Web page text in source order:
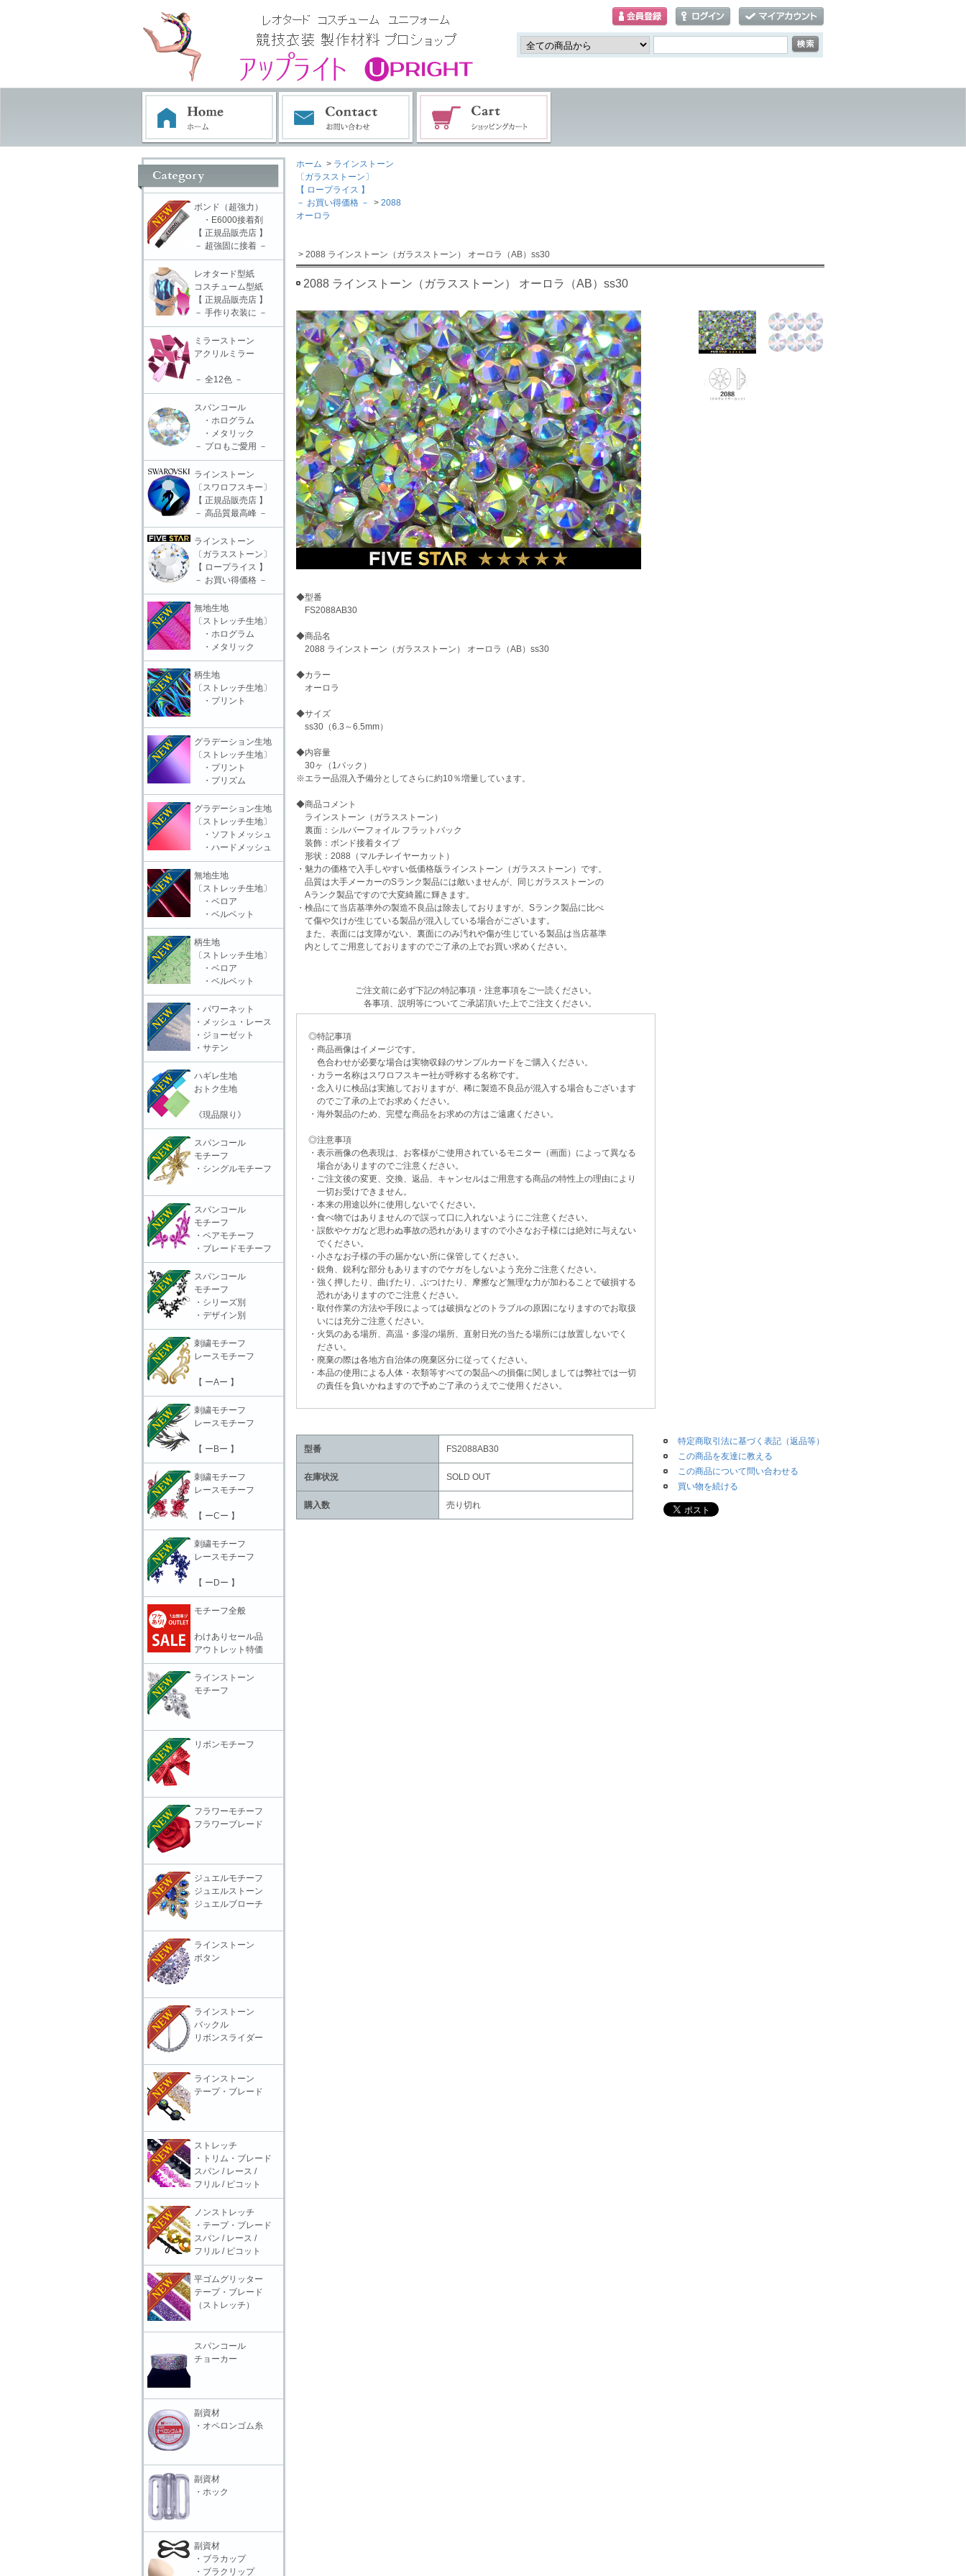
ホーム > ラインストーン
〔ガラスストーン〕
【 ロープライス 】
－ お買い得価格 －
> 2088
オーロラ
> 2088 ラインストーン（ガラスストーン） オーロラ（AB）ss30
2088 ラインストーン（ガラスストーン） オーロラ（AB）ss30
◆型番
FS2088AB30
◆商品名
2088 ラインストーン（ガラスストーン） オーロラ（AB）ss30
◆カラー
オーロラ
◆サイズ
ss30（6.3～6.5mm）
◆内容量
30ヶ（1パック）
※エラー品混入予備分としてさらに約10％増量しています。
◆商品コメント
ラインストーン（ガラスストーン）
裏面：シルバーフォイル フラットバック
装飾：ボンド接着タイプ
形状：2088（マルチレイヤーカット）
・魅力の価格で入手しやすい低価格版ラインストーン（ガラスストーン）です。
品質は大手メーカーのSランク製品には敵いませんが、同じガラスストーンの
Aランク製品ですので大変綺麗に輝きます。
・検品にて当店基準外の製造不良品は除去しておりますが、Sランク製品に比べ
て傷や欠けが生じている製品が混入している場合がございます。
また、表面には支障がない、裏面にのみ汚れや傷が生じている製品は当店基準
内としてご用意しておりますのでご了承の上でお買い求めください。
ご注文前に必ず下記の特記事項・注意事項をご一読ください。
各事項、説明等についてご承諾頂いた上でご注文ください。
◎特記事項
・商品画像はイメージです。
色合わせが必要な場合は実物収録のサンプルカードをご購入ください。
・カラー名称はスワロフスキー社が呼称する名称です。
・念入りに検品は実施しておりますが、稀に製造不良品が混入する場合もございます
のでご了承の上でお求めください。
・海外製品のため、完璧な商品をお求めの方はご遠慮ください。
◎注意事項
・表示画像の色表現は、お客様がご使用されているモニター（画面）によって異なる
場合がありますのでご注意ください。
・ご注文後の変更、交換、返品、キャンセルはご用意する商品の特性上の理由により
一切お受けできません。
・本来の用途以外に使用しないでください。
・食べ物ではありませんので誤って口に入れないようにご注意ください。
・誤飲やケガなど思わぬ事故の恐れがありますので小さなお子様には絶対に与えない
でください。
・小さなお子様の手の届かない所に保管してください。
・鋭角、鋭利な部分もありますのでケガをしないよう充分ご注意ください。
・強く押したり、曲げたり、ぶつけたり、摩擦など無理な力が加わることで破損する
恐れがありますのでご注意ください。
・取付作業の方法や手段によっては破損などのトラブルの原因になりますのでお取扱
いには充分ご注意ください。
・火気のある場所、高温・多湿の場所、直射日光の当たる場所には放置しないでく
ださい。
・廃棄の際は各地方自治体の廃棄区分に従ってください。
・本品の使用による人体・衣類等すべての製品への損傷に関しましては弊社では一切
の責任を負いかねますので予めご了承のうえでご使用ください。
型番 FS2088AB30
在庫状況 SOLD OUT
購入数 売り切れ
特定商取引法に基づく表記（返品等）
この商品を友達に教える
この商品について問い合わせる
買い物を続ける
ボンド（超強力）
・E6000接着剤
【 正規品販売店 】
－ 超強固に接着 －
レオタード型紙
コスチューム型紙
【 正規品販売店 】
－ 手作り衣装に －
ミラーストーン
アクリルミラー
－ 全12色 －
スパンコール
・ホログラム
・メタリック
－ プロもご愛用 －
ラインストーン
〔スワロフスキー〕
【 正規品販売店 】
－ 高品質最高峰 －
ラインストーン
〔ガラスストーン〕
【 ロープライス 】
－ お買い得価格 －
無地生地
〔ストレッチ生地〕
・ホログラム
・メタリック
柄生地
〔ストレッチ生地〕
・プリント
グラデーション生地
〔ストレッチ生地〕
・プリント
・プリズム
グラデーション生地
〔ストレッチ生地〕
・ソフトメッシュ
・ハードメッシュ
無地生地
〔ストレッチ生地〕
・ベロア
・ベルベット
柄生地
〔ストレッチ生地〕
・ベロア
・ベルベット
・パワーネット
・メッシュ・レース
・ジョーゼット
・サテン
ハギレ生地
おトク生地
《現品限り》
スパンコール
モチーフ
・シングルモチーフ
スパンコール
モチーフ
・ペアモチーフ
・ブレードモチーフ
スパンコール
モチーフ
・シリーズ別
・デザイン別
刺繍モチーフ
レースモチーフ
【 ーAー 】
刺繍モチーフ
レースモチーフ
【 ーBー 】
刺繍モチーフ
レースモチーフ
【 ーCー 】
刺繍モチーフ
レースモチーフ
【 ーDー 】
モチーフ全般
わけありセール品
アウトレット特価
ラインストーン
モチーフ
リボンモチーフ
フラワーモチーフ
フラワーブレード
ジュエルモチーフ
ジュエルストーン
ジュエルブローチ
ラインストーン
ボタン
ラインストーン
バックル
リボンスライダー
ラインストーン
テープ・ブレード
ストレッチ
・トリム・ブレード
スパン / レース /
フリル / ピコット
ノンストレッチ
・テープ・ブレード
スパン / レース /
フリル / ピコット
平ゴムグリッター
テープ・ブレード
（ストレッチ）
スパンコール
チョーカー
副資材
・オペロンゴム糸
副資材
・ホック
副資材
・ブラカップ
・ブラクリップ